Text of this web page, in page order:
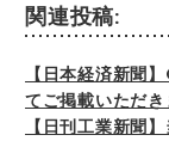
関連投稿:
【日本経済新聞
てご掲載いただき
【日刊工業新聞